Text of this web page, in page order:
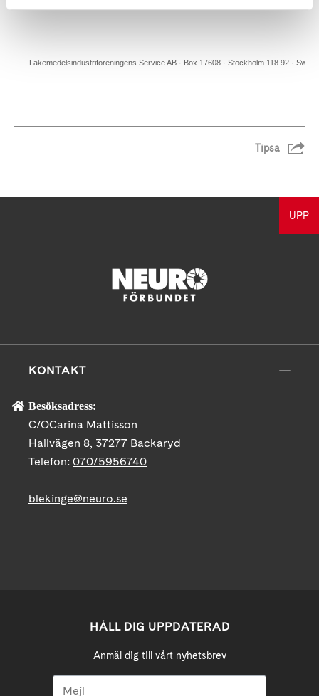
Läkemedelsindustriföreningens Service AB · Box 17608 · Stockholm 118 92 ·
Tipsa
UPP
KONTAKT
Besöksadress:
C/OCarina Mattisson
Hallvägen 8, 37277 Backaryd
Telefon: 070/5956740
blekinge@neuro.se
HÅLL DIG UPPDATERAD
Anmäl dig till vårt nyhetsbrev